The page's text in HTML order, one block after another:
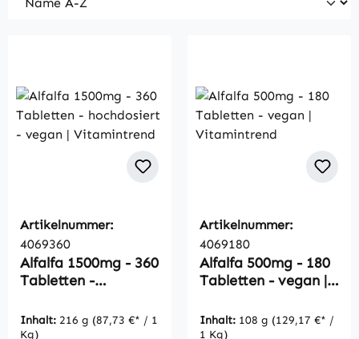
Artikelnummer:
4069360
Alfalfa 1500mg - 360
Tabletten -
| Vitamintrend
Inhalt: 216 g (87,73 €* / 1
Kg)
Artikelnummer:
4069180
Alfalfa 500mg - 180
Tabletten - vegan |
Inhalt: 108 g (129,17 €* /
1 Kg)